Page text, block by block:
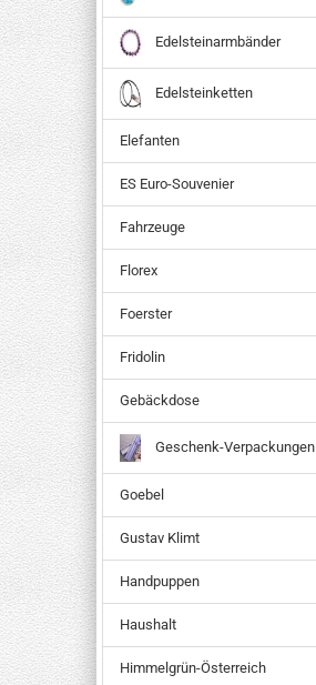
Edelsteinarmbänder
Edelsteinketten
Elefanten
ES Euro-Souvenier
Fahrzeuge
Florex
Foerster
Fridolin
Gebäckdose
Geschenk-Verpackungen
Goebel
Gustav Klimt
Handpuppen
Haushalt
Himmelgrün-Österreich